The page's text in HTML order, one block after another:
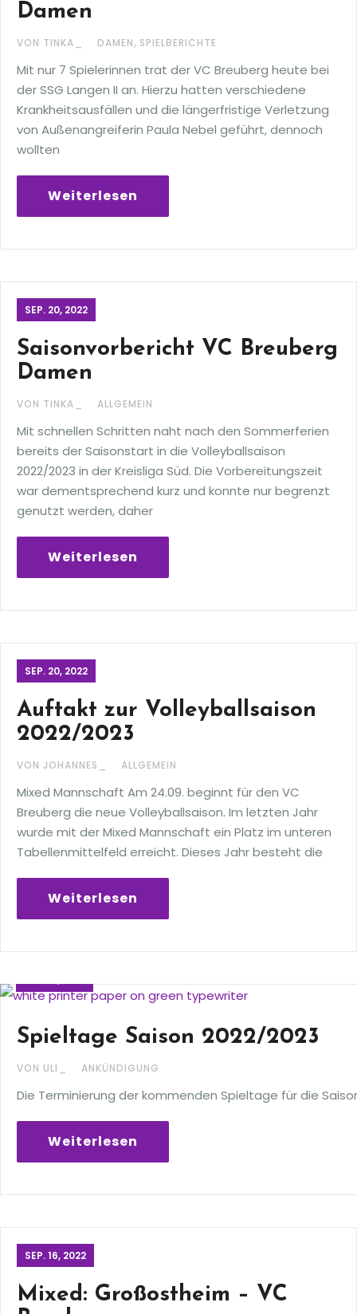
Damen
VON TINKA_ DAMEN, SPIELBERICHTE
Mit nur 7 Spielerinnen trat der VC Breuberg heute bei
der SSG Langen II an. Hierzu hatten verschiedene
Krankheitsausfällen und die längerfristige Verletzung
von Außenangreiferin Paula Nebel geführt, dennoch
wollten
Weiterlesen
SEP. 20, 2022
Saisonvorbericht VC Breuberg
Damen
VON TINKA_ ALLGEMEIN
Mit schnellen Schritten naht nach den Sommerferien
bereits der Saisonstart in die Volleyballsaison
2022/2023 in der Kreisliga Süd. Die Vorbereitungszeit
war dementsprechend kurz und konnte nur begrenzt
genutzt werden, daher
Weiterlesen
SEP. 20, 2022
Auftakt zur Volleyballsaison
2022/2023
VON JOHANNES_ ALLGEMEIN
Mixed Mannschaft Am 24.09. beginnt für den VC
Breuberg die neue Volleyballsaison. Im letzten Jahr
wurde mit der Mixed Mannschaft ein Platz im unteren
Tabellenmittelfeld erreicht. Dieses Jahr besteht die
Weiterlesen
Spieltage Saison 2022/2023
VON ULI_ ANKÜNDIGUNG
Die Terminierung der kommenden Spieltage für die
Weiterlesen
SEP. 16, 2022
Mixed: Großostheim – VC